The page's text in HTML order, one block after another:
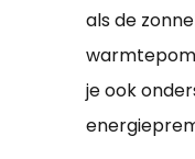
als de
je ook